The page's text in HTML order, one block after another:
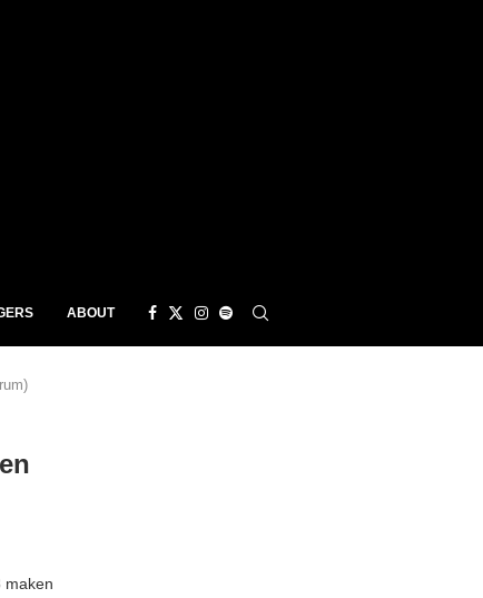
ABOUT
maken